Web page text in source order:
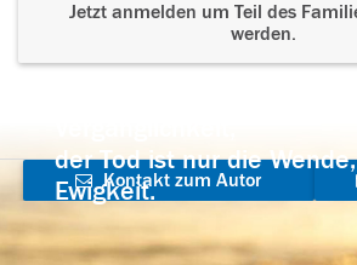
Jetzt anmelden um Teil des
werden.
der Tod ist nur die
Ewigkeit.
Kontakt zum Autor
aufnehmen